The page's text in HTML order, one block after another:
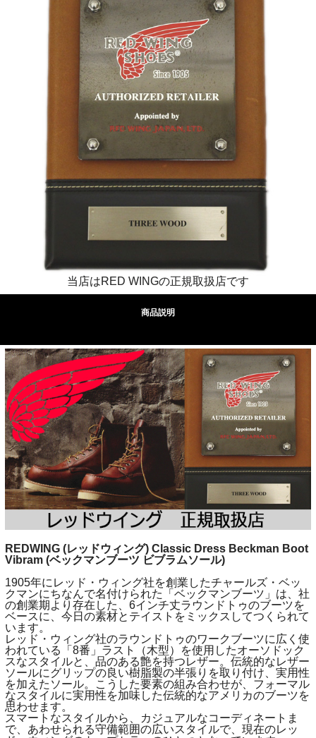
当店はRED WINGの正規取扱店です
商品説明
REDWING (レッドウィング) Classic Dress Beckman Boot
Vibram (ベックマンブーツ ビブラムソール)
1905年にレッド・ウィング社を創業したチャールズ・ベッ
クマンにちなんで名付けられた「ベックマンブーツ」は、社
の創業期より存在した、6インチ丈ラウンドトゥのブーツを
ベースに、今日の素材とテイストをミックスしてつくられて
います。
レッド・ウィング社のラウンドトゥのワークブーツに広く使
われている「8番」ラスト（木型）を使用したオーソドック
スなスタイルと、品のある艶を持つレザー。伝統的なレザー
ソールにグリップの良い樹脂製の半張りを取り付け、実用性
を加えたソール。こうした要素の組み合わせが、フォーマル
なスタイルに実用性を加味した伝統的なアメリカのブーツを
思わせます。
スマートなスタイルから、カジュアルなコーディネートま
で、あわせられる守備範囲の広いスタイルで、現在のレッ